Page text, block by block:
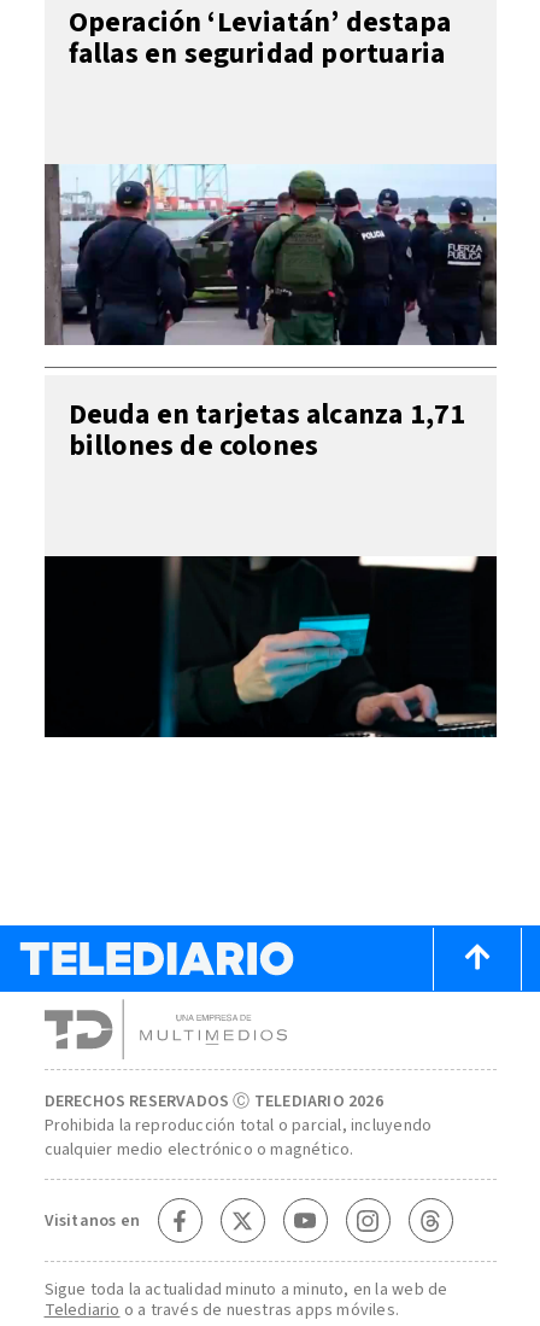
Operación ‘Leviatán’ destapa
fallas en seguridad portuaria
Deuda en tarjetas alcanza 1,71
billones de colones
DERECHOS RESERVADOS Ⓒ TELEDIARIO 2026
Prohibida la reproducción total o parcial, incluyendo
cualquier medio electrónico o magnético.
Visitanos en
Sigue toda la actualidad minuto a minuto, en la web de
Telediarioo a través de nuestras apps móviles.